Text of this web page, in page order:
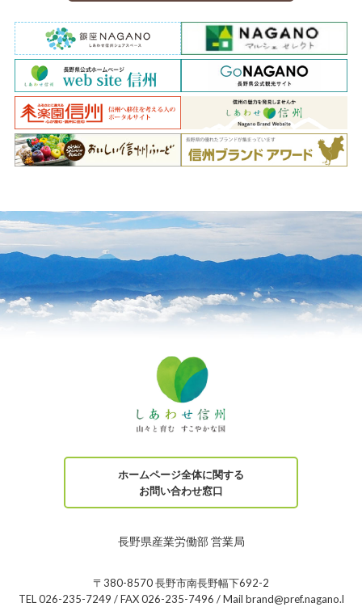
ホームページ全体に関する
お問い合わせ窓口
長野県産業労働部 営業局
〒380-8570 長野市南長野幅下692-2
TEL 026-235-7249 / FAX 026-235-7496 / Mail brand@pref.nagano.l